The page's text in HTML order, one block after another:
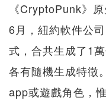
《CryptoPunk》
6月，紐約軟件公
式，合共生成了1
各有隨機生成特徵
app或遊戲角色，